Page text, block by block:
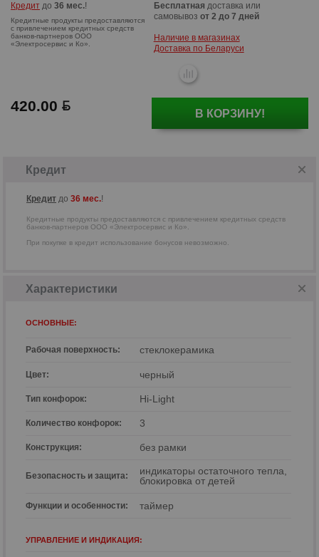
Кредит до 36 мес.!
Кредитные продукты предоставляются
Бесплатная доставка или
самовывоз от 2 до 7 дней
Наличие в магазинах
Доставка по Беларуси
420.00 В КОРЗИНУ!
Кредит
Кредит до 36 мес.!
Кредитные продукты предоставляются с привлечением кредитных средств
банков-партнеров ООО «Электросервис и Ко».
При покупке в кредит использование бонусов невозможно.
Характеристики
ОСНОВНЫЕ:
Рабочая поверхность: стеклокерамика
Цвет: черный
Тип конфорок: Hi-Light
Количество конфорок: 3
Конструкция: без рамки
Безопасность и защита:
индикаторы остаточного тепла,
блокировка от детей
Функции и особенности: таймер
УПРАВЛЕНИЕ И ИНДИКАЦИЯ: